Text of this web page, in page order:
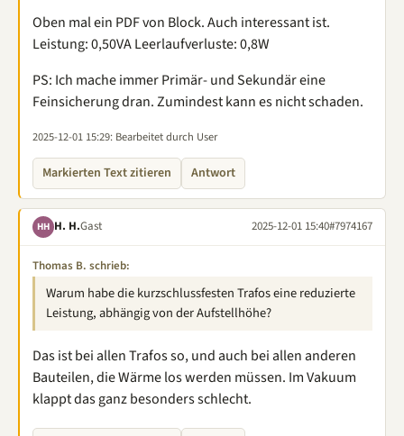
Oben mal ein PDF von Block. Auch interessant ist.
Leistung: 0,50VA Leerlaufverluste: 0,8W
PS: Ich mache immer Primär- und Sekundär eine
Feinsicherung dran. Zumindest kann es nicht schaden.
2025-12-01 15:29: Bearbeitet durch User
Markierten Text zitieren Antwort
HH H. H.Gast 2025-12-01 15:40#7974167
Thomas B. schrieb:
Warum habe die kurzschlussfesten Trafos eine reduzierte
Leistung, abhängig von der Aufstellhöhe?
Das ist bei allen Trafos so, und auch bei allen anderen
Bauteilen, die Wärme los werden müssen. Im Vakuum
klappt das ganz besonders schlecht.